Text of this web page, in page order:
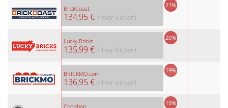
BrickCoast
134,95 €
21%
> hier klicken!
Lucky Bricks
135,99 €
20%
> hier klicken!
BRICKMO.com
136,95 €
19%
> hier klicken!
Coolshop 19%